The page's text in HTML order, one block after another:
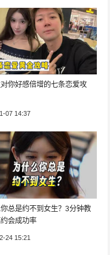
你好感倍增的七条恋爱攻
07 14:37
总是约不到女生？3分钟教
会成功率
24 15:21